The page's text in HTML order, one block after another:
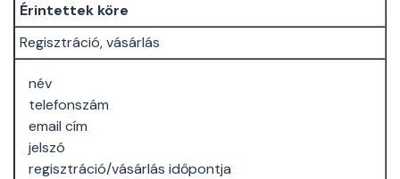
Érintettek köre
Regisztráció, vásárlás
név
telefonszám
email cím
jelszó
regisztráció/vásárlás időpontja